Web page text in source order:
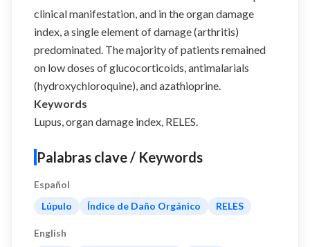
clinical manifestation, and in the organ damage
index, a single element of damage (arthritis)
predominated. The majority of patients remained
on low doses of glucocorticoids, antimalarials
(hydroxychloroquine), and azathioprine.
Keywords
Lupus, organ damage index, RELES.
Palabras clave / Keywords
Español
Lúpulo
Índice de Daño Orgánico RELES
English